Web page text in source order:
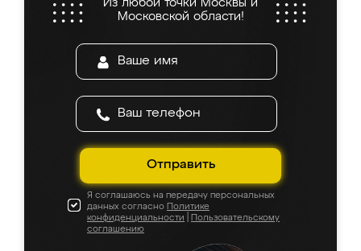
Из любой точки Москвы и
Московской области!
Отправить
Я соглашаюсь на передачу персональных
данных согласно Политике
конфиденциальности
Пользовательскому
соглашению